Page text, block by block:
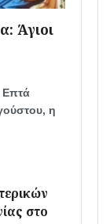
Άγιοι
Επτά
η
στο